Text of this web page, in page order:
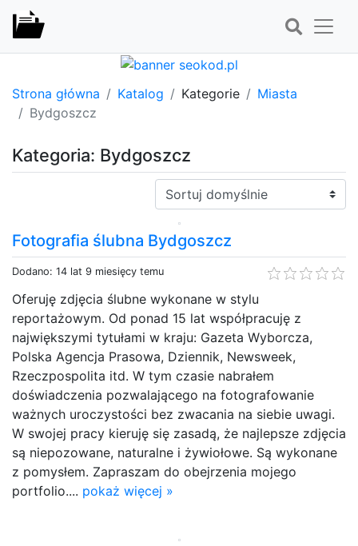
Strona główna Katalog Kategorie
Miasta
Bydgoszcz
Kategoria: Bydgoszcz
Sortuj:
Fotografia ślubna Bydgoszcz
Dodano: 14 lat 9 miesięcy temu
Oferuję zdjęcia ślubne wykonane w stylu
reportażowym. Od ponad 15 lat współpracuję z
największymi tytułami w kraju: Gazeta Wyborcza,
Polska Agencja Prasowa, Dziennik, Newsweek,
Rzeczpospolita itd. W tym czasie nabrałem
doświadczenia pozwalającego na fotografowanie
ważnych uroczystości bez zwacania na siebie uwagi.
W swojej pracy kieruję się zasadą, że najlepsze zdjęcia
są niepozowane, naturalne i żywiołowe. Są wykonane
z pomysłem. Zapraszam do obejrzenia mojego
portfolio.... pokaż więcej »